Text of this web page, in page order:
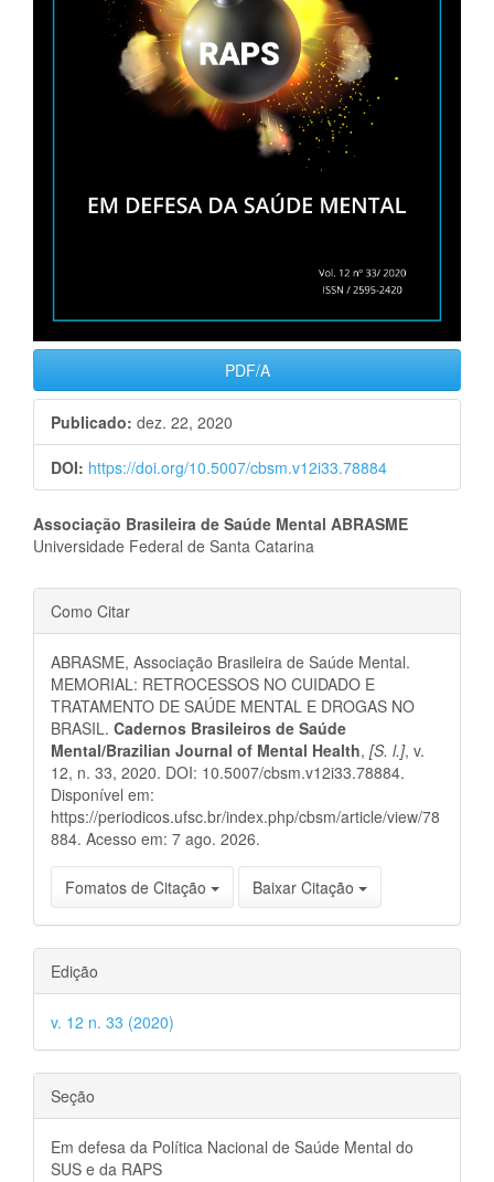
PDF/A
Publicado: dez. 22, 2020
DOI: https://doi.org/10.5007/cbsm.v12i33.78884
Conteúdo
artigo
principal
Associação Brasileira de Saúde Mental ABRASME
Universidade Federal de Santa Catarina
Detalhes
do
artigo
Como Citar
ABRASME, Associação Brasileira de Saúde Mental.
MEMORIAL: RETROCESSOS NO CUIDADO E
TRATAMENTO DE SAÚDE MENTAL E DROGAS NO
BRASIL. Cadernos Brasileiros de Saúde
Mental/Brazilian Journal of Mental Health, [S. l.], v.
12, n. 33, 2020. DOI: 10.5007/cbsm.v12i33.78884.
Disponível em:
https://periodicos.ufsc.br/index.php/cbsm/article/view/78
884. Acesso em: 7 ago. 2026.
Fomatos de Citação Baixar Citação
Edição
v. 12 n. 33 (2020)
Seção
Em defesa da Política Nacional de Saúde Mental do
SUS e da RAPS